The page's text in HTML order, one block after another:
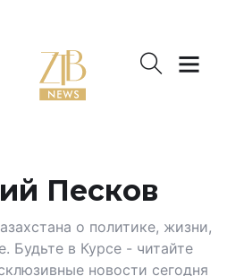
Песков
о политике, жизни,
Будьте в Курсе - читайте
новости сегодня